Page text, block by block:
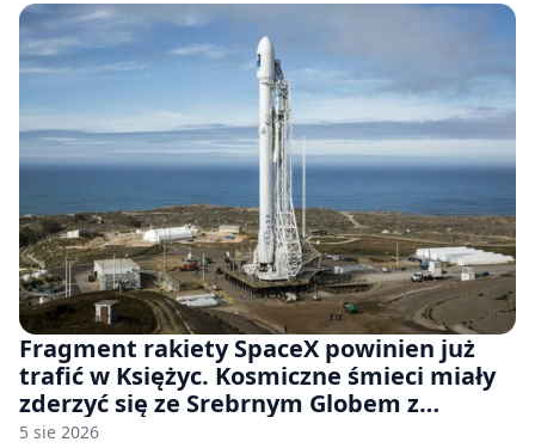
Fragment rakiety SpaceX powinien już
trafić w Księżyc. Kosmiczne śmieci miały
zderzyć się ze Srebrnym Globem z
prędkością 8690 km/h
5 sie 2026